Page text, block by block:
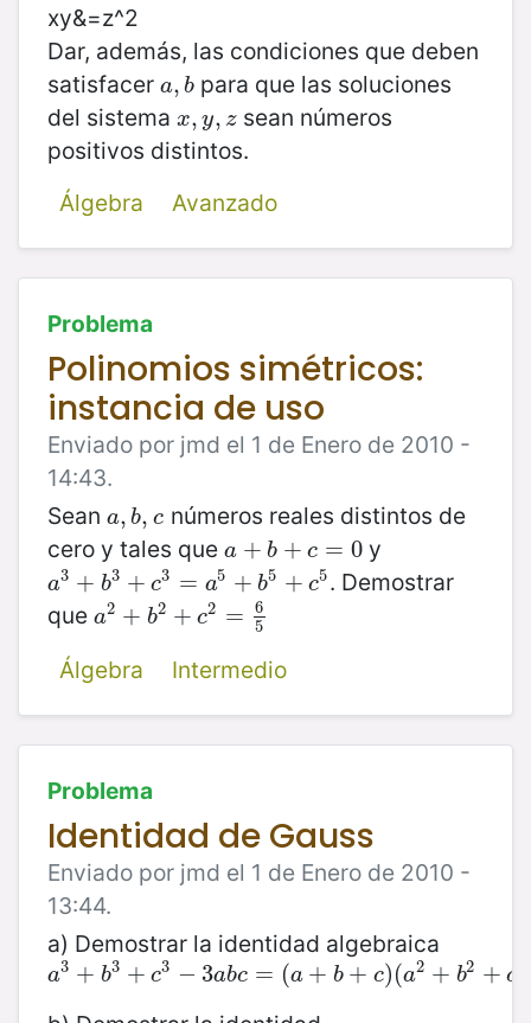
xy&=z^2
Dar, además, las condiciones que deben
satisfacer a, b
a,b para que las soluciones
del sistema x, y, z
x,y,z
sean números
positivos distintos.
Álgebra
Avanzado
Problema
Polinomios simétricos:
instancia de uso
Enviado por jmd el 1 de Enero de 2010 -
14:43.
Sean a, b, c
a,b,c números reales distintos de
cero y tales que a + b + c = 0
a +b + c=0 y
a3 + b3 + c3 = a5 + b5 + c5
a3 +b3+c 3= a5 +b 5+c 5
. Demostrar
que a2 + b2 + c2 =
6
5
a2 +b2+c 2= 65
Álgebra
Intermedio
Problema
Identidad de Gauss
Enviado por jmd el 1 de Enero de 2010 -
13:44.
a) Demostrar la identidad algebraica
a3 + b3 + c3 − 3abc = (a + b + c)(a2 + b2 + c
a3 +b3+c 3− 3abc=( a+ b+c )(a2 +b2+ c2 −ab−